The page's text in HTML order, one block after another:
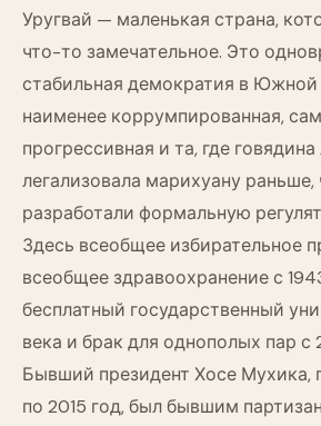
Уругвай — маленькая страна,
что-то замечательное. Это
стабильная демократия в Южной
наименее коррумпированная,
прогрессивная и та, где говядина
легализовала марихуану раньше,
разработали формальную
Здесь всеобщее избирательное
всеобщее здравоохранение с
бесплатный государственный
века и брак для однополых пар с
Бывший президент Хосе Мухика,
по 2015 год, был бывшим